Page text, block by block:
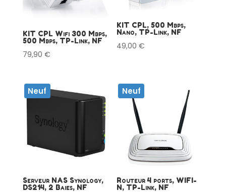
KIT CPL Wifi 300 Mbps,
500 Mbps, TP-Link, NF
79,90 €
KIT CPL, 500 Mbps,
Nano, TP-Link, NF
49,00€
Neuf
Serveur NAS Synology,
DS214, 2 Baies, NF
Neuf
Routeur 4 ports, WIFI-
N, TP-Link, NF